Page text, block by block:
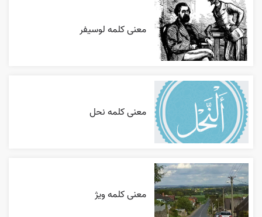
معنی کلمه لوسیفر
معنی کلمه نحل
معنی کلمه ویژ